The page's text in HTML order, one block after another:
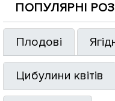
ПОПУЛЯРНІ
Плодові
Цибулини квітів